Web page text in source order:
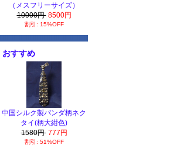
（メスフリーサイズ）
10000円 8500円
割引: 15%OFF
おすすめ
中国シルク製パンダ柄ネク
タイ(柄大紺色)
1580円 777円
割引: 51%OFF